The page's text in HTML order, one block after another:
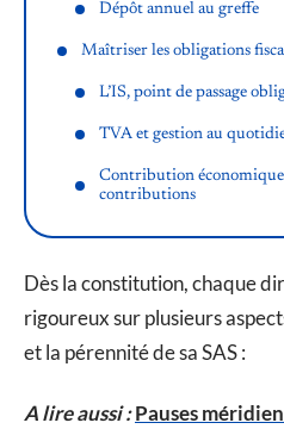
Dépôt annuel au greffe
Maîtriser les obligations
L’IS, point de passage
TVA et gestion au
Contribution
contributions
Dès la constitution, chaque
rigoureux sur plusieurs
et la pérennité de sa SAS :
A lire aussi :Pauses